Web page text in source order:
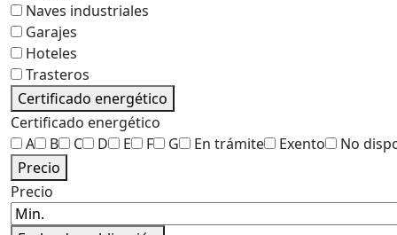
Naves industriales
Garajes
Hoteles
Trasteros
Certificado energético
Certificado energético
A
B C D E F G En trámite Exento
No
Precio
Precio